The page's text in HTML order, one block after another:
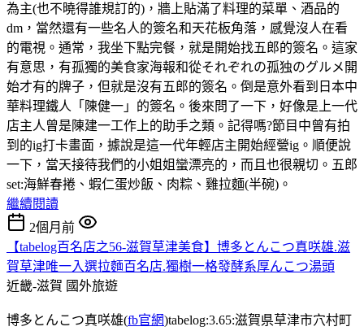
為主(也不曉得誰規訂的)，牆上貼滿了料理的菜單、酒品的
dm，當然還有一些名人的簽名和天花板角落，感覺沒人在看
的電視。通常，我坐下點完餐，就是開始找五郎的簽名。這家
有意思，有孤獨的美食家海報和從それぞれの孤独のグルメ開
始才有的牌子，但就是沒有五郎的簽名。倒是意外看到日本中
華料理鐵人「陳健一」的簽名。後來問了一下，好像是上一代
店主人曾是陳建一工作上的助手之類。記得嗎?節目中曾有拍
到的ig打卡畫面，據說是這一代年輕店主開始經營ig。順便說
一下，當天接待我們的小姐姐蠻漂亮的，而且也很親切。五郎
set:海鮮春捲、蝦仁蛋炒飯、肉粽、雞拉麵(半碗)。
繼續閱讀
2個月前
【tabelog百名店之56-滋賀草津美食】博多とんこつ真咲雄.滋
賀草津唯一入選拉麵百名店.獨樹一格發酵系厚んこつ湯頭
近畿-滋賀 國外旅遊
博多とんこつ真咲雄(fb官網)tabelog:3.65:滋賀県草津市穴村町